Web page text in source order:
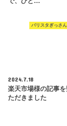
バリスタぎっさ
2024.7.18
楽天市場様の記事
ただきました